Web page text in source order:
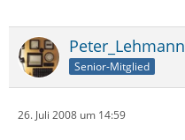
Peter_Lehmann
Senior-Mitglied
26. Juli 2008 um 14:59